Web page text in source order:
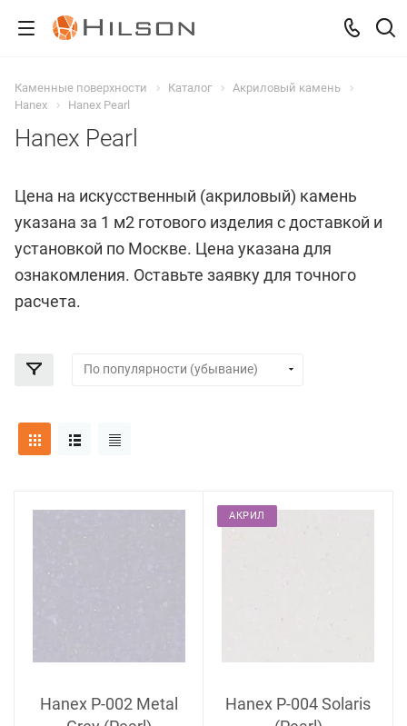
Каменные поверхности Каталог
Акриловый камень
Hanex
Hanex Pearl
Hanex Pearl
Цена на искусственный (акриловый) камень
указана за 1 м2 готового изделия с доставкой и
установкой по Москве. Цена указана для
ознакомления. Оставьте заявку для точного
расчета.
Hanex P-002 Metal
АКРИЛ
Hanex P-004 Solaris